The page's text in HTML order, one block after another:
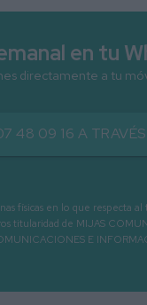
en tu
directamente a tu
48 09 16 A
físicas en lo que respecta
titularidad de MIJAS
E